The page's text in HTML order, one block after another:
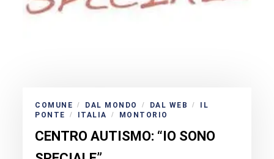
COMUNE / DAL MONDO / DAL WEB /
IL
PONTE
/ ITALIA / MONTORIO
CENTRO AUTISMO: “IO SONO